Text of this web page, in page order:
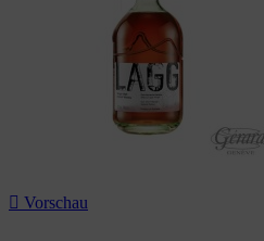
 Vorschau